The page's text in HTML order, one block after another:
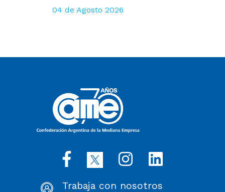
04 de Agosto 2026
Trabaja con nosotros